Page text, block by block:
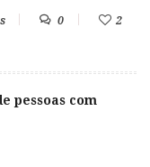
0 2
pessoas com